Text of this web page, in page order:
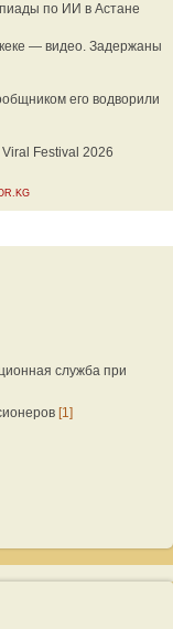
по ИИ в Астане
— видео. Задержаны
его водворили
Festival 2026
служба при
[1]